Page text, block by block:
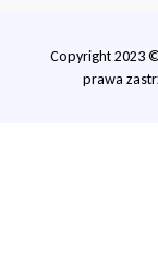
Copyright 2023
prawa